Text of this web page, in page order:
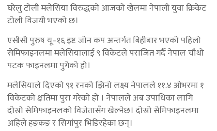
घरेलु टोली मलेसिया विरुद्धको आजको खेलमा नेपाली युवा क्रिकेट
टोली विजयी भएको छ।
एसीसी पुरुष यू–१६ इष्ट जोन कप अन्तर्गत बिहीबार भएको पहिलो
सेमिफाइनलमा मलेसियालाई ९ विकेटले पराजित गर्दै नेपाल चौथो
पटक फाइनलमा पुगेको हो।
मलेसियाले दिएको ९१ रनको झिनो लक्ष्य नेपालले ११.४ ओभरमा १
विकेटको क्षतिमा पुरा गरेको हो । नेपालले अब उपाधिका लागि
दोस्रो सेमिफाइनलको विजेतासँग खेल्नेछ। दोस्रो सेमिफाइनलमा
अहिले हङकङ र सिगांपुर भिडिरहेका छन्।